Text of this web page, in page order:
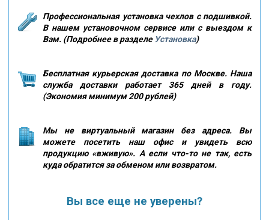
Профессиональная установка чехлов с подшивкой.
В нашем установочном сервисе или с выездом к
Вам. (Подробнее в разделе Установка)
Бесплатная курьерская доставка по Москве. Наша
служба доставки работает 365 дней в году.
(Экономия минимум 200 рублей)
Мы не виртуальный магазин без адреса. Вы
можете посетить наш офис и увидеть всю
продукцию «вживую». А если что-то не так, есть
куда обратится за обменом или возвратом.
Вы все еще не уверены?